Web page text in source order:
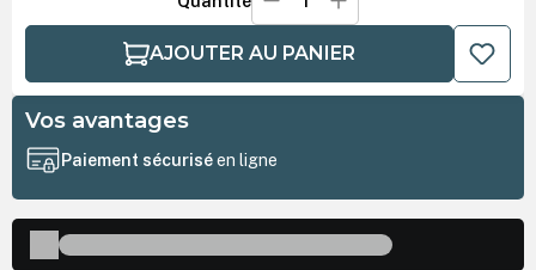
AJOUTER AU PANIER
Vos avantages
Paiement sécuriséen ligne